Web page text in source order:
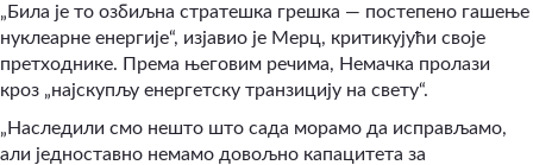
„Била је то озбиљна стратешка грешка — постепено гашење
нуклеарне енергије“, изјавио је Мерц, критикујући своје
претходнике. Према његовим речима, Немачка пролази
кроз „најскупљу енергетску транзицију на свету“.
„Наследили смо нешто што сада морамо да исправљамо,
али једноставно немамо довољно капацитета за